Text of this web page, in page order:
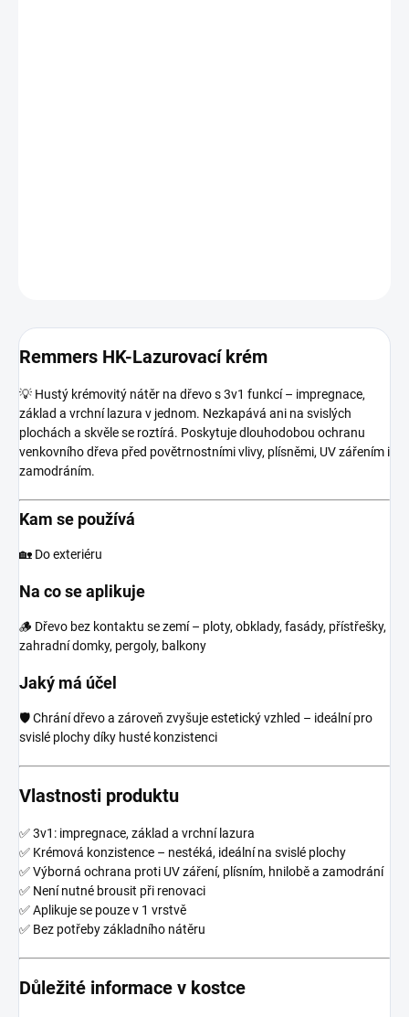
Remmers HK-Lazurovací krém
💡 Hustý krémovitý nátěr na dřevo s 3v1 funkcí – impregnace,
základ a vrchní lazura v jednom. Nezkapává ani na svislých
plochách a skvěle se roztírá. Poskytuje dlouhodobou ochranu
venkovního dřeva před povětrnostními vlivy, plísněmi, UV zářením i
zamodráním.
Kam se používá
🏡 Do exteriéru
Na co se aplikuje
🪵 Dřevo bez kontaktu se zemí – ploty, obklady, fasády, přístřešky,
zahradní domky, pergoly, balkony
Jaký má účel
🛡️ Chrání dřevo a zároveň zvyšuje estetický vzhled – ideální pro
svislé plochy díky husté konzistenci
Vlastnosti produktu
✅ 3v1: impregnace, základ a vrchní lazura
✅ Krémová konzistence – nestéká, ideální na svislé plochy
✅ Výborná ochrana proti UV záření, plísním, hnilobě a zamodrání
✅ Není nutné brousit při renovaci
✅ Aplikuje se pouze v 1 vrstvě
✅ Bez potřeby základního nátěru
Důležité informace v kostce